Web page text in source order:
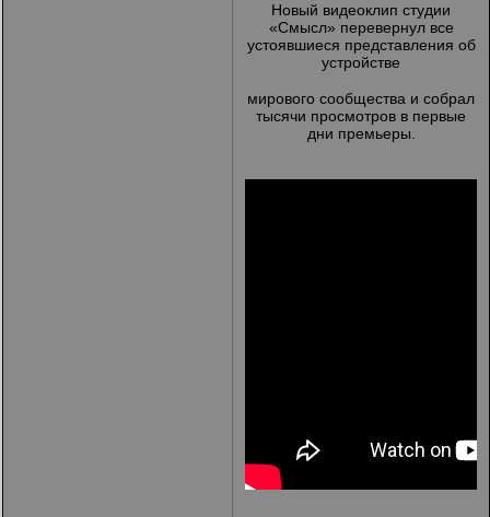
Новый видеоклип студии
«Смысл» перевернул все
устоявшиеся представления об
устройстве
мирового сообщества и собрал
тысячи просмотров в первые
дни премьеры.